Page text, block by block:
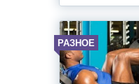
РАЗНОЕ